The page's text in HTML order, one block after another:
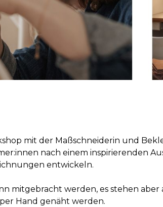
mit der Maßschneiderin und
nach einem inspirierenden
entwickeln.
mitgebracht werden, es stehen
Hand genäht werden.